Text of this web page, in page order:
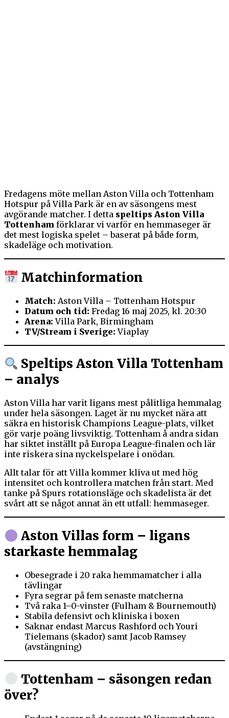
Fredagens möte mellan Aston Villa och Tottenham
Hotspur på Villa Park är en av säsongens mest
avgörande matcher. I detta speltips Aston Villa
Tottenham förklarar vi varför en hemmaseger är
det mest logiska spelet – baserat på både form,
skadeläge och motivation.
Matchinformation
Match: Aston Villa – Tottenham Hotspur
Datum och tid: Fredag 16 maj 2025, kl. 20:30
Arena: Villa Park, Birmingham
TV/Stream i Sverige: Viaplay
Speltips Aston Villa Tottenham
– analys
Aston Villa har varit ligans mest pålitliga hemmalag
under hela säsongen. Laget är nu mycket nära att
säkra en historisk Champions League-plats, vilket
gör varje poäng livsviktig. Tottenham å andra sidan
har siktet inställt på Europa League-finalen och lär
inte riskera sina nyckelspelare i onödan.
Allt talar för att Villa kommer kliva ut med hög
intensitet och kontrollera matchen från start. Med
tanke på Spurs rotationsläge och skadelista är det
svårt att se något annat än ett utfall: hemmaseger.
Aston Villas form – ligans
starkaste hemmalag
Obesegrade i 20 raka hemmamatcher i alla
tävlingar
Fyra segrar på fem senaste matcherna
Två raka 1–0-vinster (Fulham & Bournemouth)
Stabila defensivt och kliniska i boxen
Saknar endast Marcus Rashford och Youri
Tielemans (skador) samt Jacob Ramsey
(avstängning)
Tottenham – säsongen redan
över?